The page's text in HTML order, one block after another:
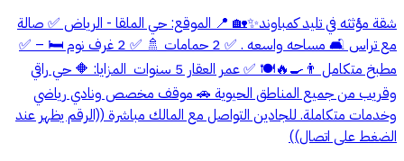
‏شقة مؤثثه في تليد كمباوند✨🏡 ‏📍 الموقع: حي الملقا - الرياض ‏✅ صالة
مع تراس 🛋️ مساحه واسعه . ‏✅ 2 حمامات 🚿 ‏✅ 2 غرف نوم 🛏️ – ‏✅
مطبخ متكامل 👨‍🍳🔥🍽️ ‏✅ عمر العقار 5 سنوات ‏ ‏المزايا: ‏🔶 حي راقي
وقريب من جميع المناطق الحيوية ‏🚗 موقف مخصص ونادي رياضي
وخدمات متكاملة. للجادين التواصل مع المالك مباشرة ((الرقم يظهر عند
الضغط على اتصال))